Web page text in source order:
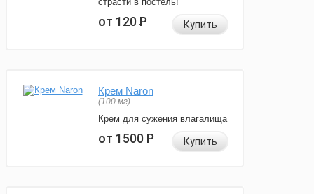
от 120Р Купить
Крем Naron
(100 мг)
Крем для сужения влагалища
от 1500Р Купить